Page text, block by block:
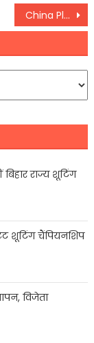
China Plane Crash: प्लेन क्रैश में सभी 132 लोगों की मौत, लैंडिंग से 43 मिनट पहले टूट गया था संपर्क
राज्य शूटिंग
शूटिंग चैंपियनशिप
विजेता